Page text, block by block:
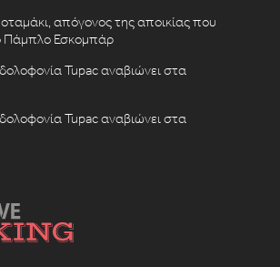
απόγονος της αποικίας που
Πάμπλο Εσκομπάρ
Tupac αναβιώνει στα
Tupac αναβιώνει στα